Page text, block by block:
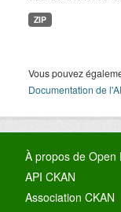
ZIP
Vous pouvez
Documentation de
À propos de Open
API CKAN
Association CKAN